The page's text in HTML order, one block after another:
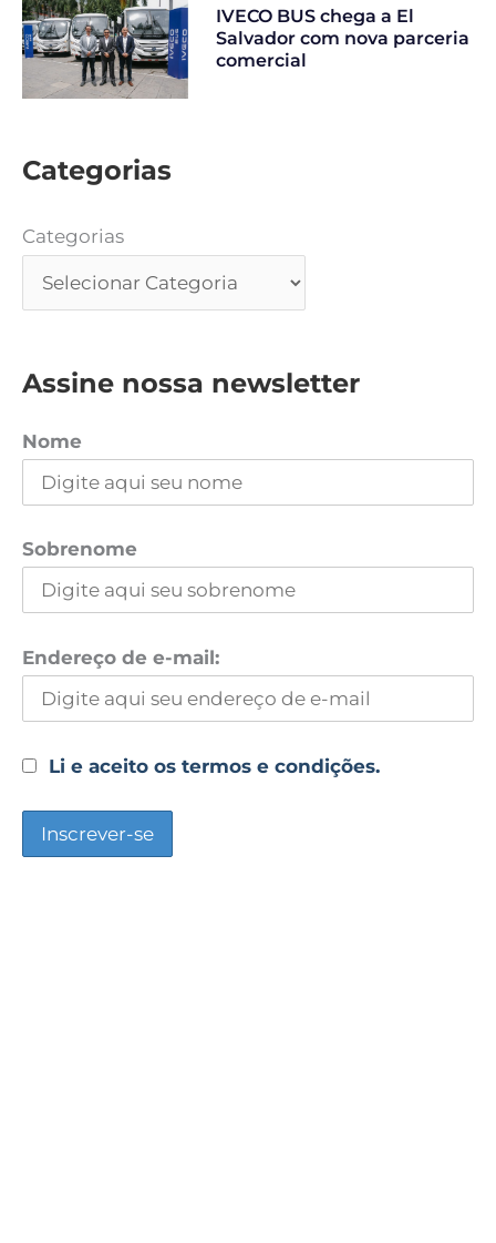
IVECO BUS chega a El
Salvador com nova parceria
comercial
Categorias
Categorias
Assine nossa newsletter
Nome
Sobrenome
Endereço de e-mail:
Li e aceito os termos e condições.